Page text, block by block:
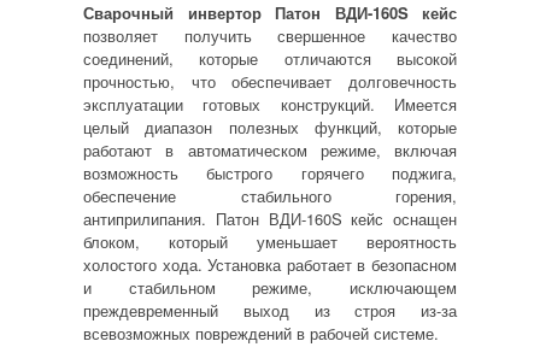
Сварочный инвертор Патон ВДИ-160S кейс
позволяет получить свершенное качество
соединений, которые отличаются высокой
прочностью, что обеспечивает долговечность
эксплуатации готовых конструкций. Имеется
целый диапазон полезных функций, которые
работают в автоматическом режиме, включая
возможность быстрого горячего поджига,
обеспечение стабильного горения,
антиприлипания. Патон ВДИ-160S кейс оснащен
блоком, который уменьшает вероятность
холостого хода. Установка работает в безопасном
и стабильном режиме, исключающем
преждевременный выход из строя из-за
всевозможных повреждений в рабочей системе.